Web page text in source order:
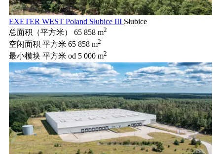
EXETER WEST Poland Słubice III Słubice
总面积（平方米）
65 858 m2
空闲面积 平方米 65 858 m2
最小模块 平方米 od 5 000 m2